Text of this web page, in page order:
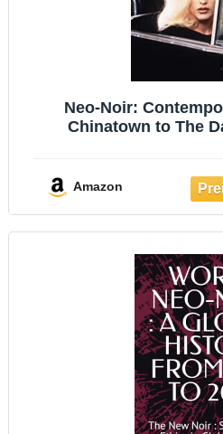
Neo-Noir:
Chinatown to The
Amazon